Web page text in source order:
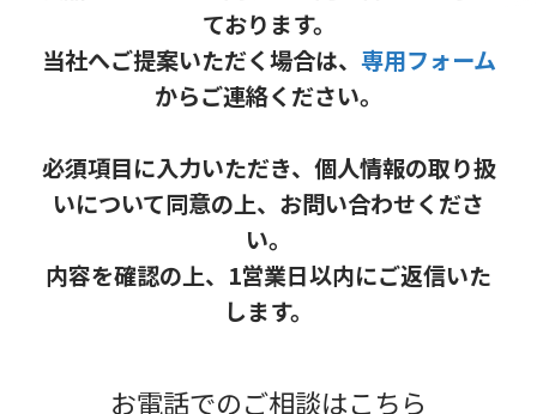
ております。
当社へご提案いただく場合は、 専用フォーム
からご連絡ください。
必須項目に入力いただき、個人情報の取り扱
いについて同意の上、お問い合わせくださ
い。
内容を確認の上、1営業日以内にご返信いた
します。
お電話でのご相談はこちら